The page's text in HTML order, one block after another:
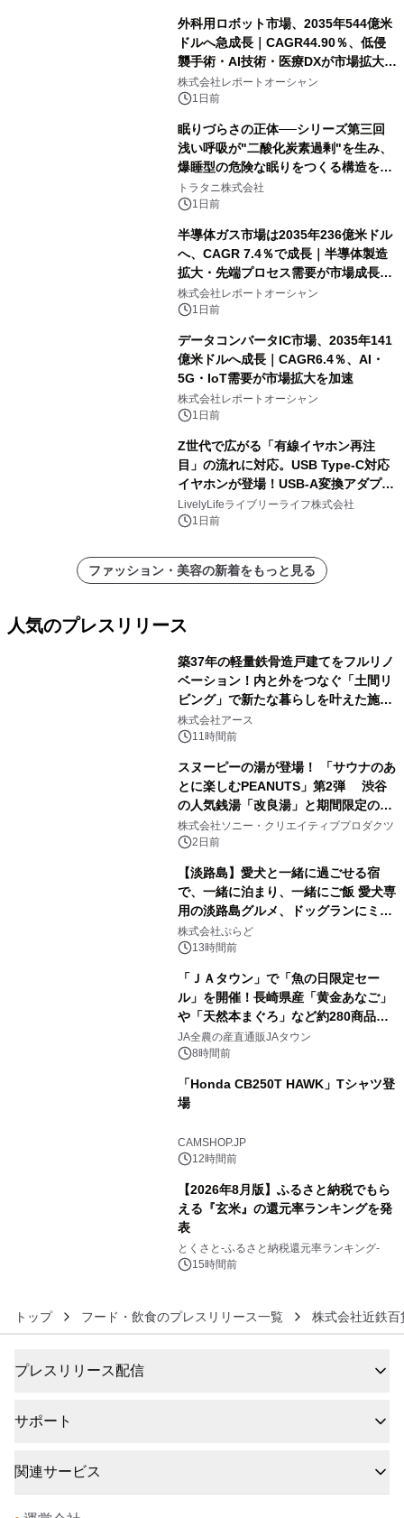
外科用ロボット市場、2035年544億米
ドルへ急成長｜CAGR44.90％、低侵
襲手術・AI技術・医療DXが市場拡大を
牽引
株式会社レポートオーシャン
1日前
眠りづらさの正体──シリーズ第三回
浅い呼吸が"二酸化炭素過剰"を生み、
爆睡型の危険な眠りをつくる構造を解
説
トラタニ株式会社
1日前
半導体ガス市場は2035年236億米ドル
へ、CAGR 7.4％で成長｜半導体製造
拡大・先端プロセス需要が市場成長を
加速
株式会社レポートオーシャン
1日前
データコンバータIC市場、2035年141
億米ドルへ成長｜CAGR6.4％、AI・
5G・IoT需要が市場拡大を加速
株式会社レポートオーシャン
1日前
Z世代で広がる「有線イヤホン再注
目」の流れに対応。USB Type-C対応
イヤホンが登場！USB-A変換アダプタ
ー付きでスマホからパソコンまで幅広
く活用可能
LivelyLifeライブリーライフ株式会社
1日前
ファッション・美容の新着をもっと見る
人気のプレスリリース
築37年の軽量鉄骨造戸建てをフルリノ
ベーション！内と外をつなぐ「土間リ
ビング」で新たな暮らしを叶えた施工
事例を株式会社アースが公開
株式会社アース
11時間前
スヌーピーの湯が登場！ 「サウナのあ
とに楽しむPEANUTS」第2弾 渋谷
の人気銭湯「改良湯」と期間限定のコ
ラボレーション サウナイキタイコラ
ボグッズも発売決定！
株式会社ソニー・クリエイティブプロダクツ
2日前
【淡路島】愛犬と一緒に過ごせる宿
で、一緒に泊まり、一緒にご飯 愛犬専
用の淡路島グルメ、ドッグランにミニ
プール グランピングとトレーラーハウ
スの2施設で
株式会社ぷらど
13時間前
「ＪＡタウン」で「魚の日限定セー
ル」を開催！長崎県産「黄金あなご」
や「天然本まぐろ」など約280商品を
販売！～毎月１０日の定例企画～
JA全農の産直通販JAタウン
8時間前
「Honda CB250T HAWK」Tシャツ登
場
CAMSHOP.JP
12時間前
【2026年8月版】ふるさと納税でもら
える『玄米』の還元率ランキングを発
表
とくさと-ふるさと納税還元率ランキング-
15時間前
トップ フード・飲食のプレスリリース一覧 株式会社近鉄百
プレスリリース配信
サポート
関連サービス